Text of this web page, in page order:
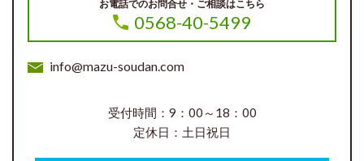
お電話でのお問合せ・ご相談はこちら
0568-40-5499
info@mazu-soudan.com
受付時間：9：00～18：00
定休日：土日祝日